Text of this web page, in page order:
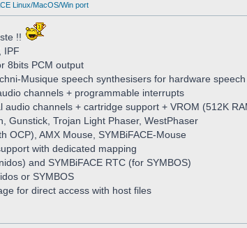
Linux/MacOS/Win port
!!
IPF
8bits PCM output
Musique speech synthesisers for hardware
channels + programmable interrupts
audio channels + cartridge support + VROM (512K
Gunstick, Trojan Light Phaser, WestPhaser
OCP), AMX Mouse, SYMBiFACE-Mouse
with dedicated mapping
and SYMBiFACE RTC (for SYMBOS)
or SYMBOS
for direct access with host files